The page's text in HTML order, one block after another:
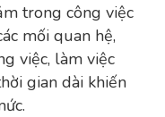
trong công việc
mối quan hệ,
việc, làm việc
gian dài khiến